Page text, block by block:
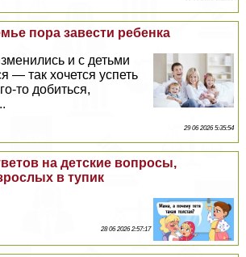
пора завести ребенка
и с детьми
— так хочется успеть
то добиться,
29 06 2026 5:35:54
на детские вопросы,
в тупик
28 06 2026 2:57:17